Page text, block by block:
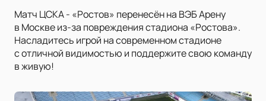
Матч ЦСКА - «Ростов» перенесён на ВЭБ Арену
в Москве из-за повреждения стадиона «Ростова».
Насладитесь игрой на современном стадионе
с отличной видимостью и поддержите свою команду
в живую!